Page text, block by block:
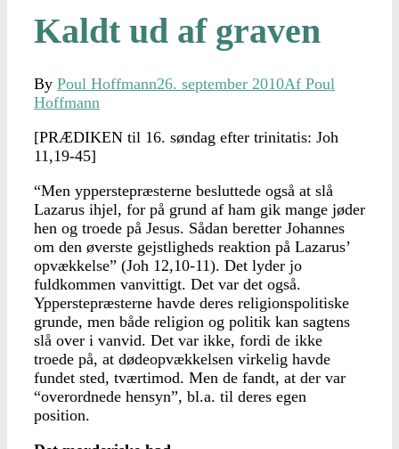
Kaldt ud af graven
By Poul Hoffmann26. september 2010Af Poul
Hoffmann
[PRÆDIKEN til 16. søndag efter trinitatis: Joh
11,19-45]
“Men ypperstepræsterne besluttede også at slå
Lazarus ihjel, for på grund af ham gik mange jøder
hen og troede på Jesus. Sådan beretter Johannes
om den øverste gejstligheds reaktion på Lazarus’
opvækkelse” (Joh 12,10-11). Det lyder jo
fuldkommen vanvittigt. Det var det også.
Ypperstepræsterne havde deres religionspolitiske
grunde, men både religion og politik kan sagtens
slå over i vanvid. Det var ikke, fordi de ikke
troede på, at dødeopvækkelsen virkelig havde
fundet sted, tværtimod. Men de fandt, at der var
“overordnede hensyn”, bl.a. til deres egen
position.